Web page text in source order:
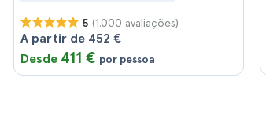
5 (1.000 avaliações)
A partir de 452 €
Desde 411 € por pessoa